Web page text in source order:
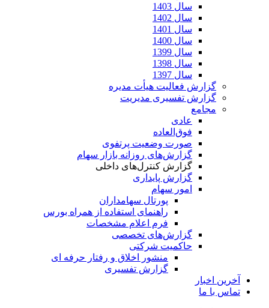
سال 1403
سال 1402
سال 1401
سال 1400
سال 1399
سال 1398
سال 1397
گزارش فعالیت هیأت مدیره
گزارش تفسیری مدیریت
مجامع
عادی
فوق‌العاده
صورت وضعیت پرتفوی
گزارش‌های روزانه بازار سهام
گزارش کنترل‌های داخلی
گزارش پایداری
امور سهام
پورتال سهامداران
راهنمای استفاده از همراه بورس
فرم اعلام مشخصات
گزارش‌های تخصصی
حاکمیت شرکتی
منشور اخلاق و رفتار حرفه­ ای
گزارش تفسیری
آخرین اخبار
تماس با ما